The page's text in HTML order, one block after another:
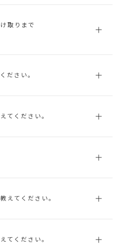
取りまで
ださい。
てください。
えてください。
てください。